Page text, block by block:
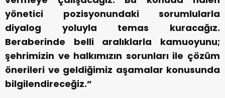
yönetici pozisyonundaki sorumlularla
diyalog yoluyla temas kuracağız.
Beraberinde belli aralıklarla kamuoyunu;
şehrimizin ve halkımızın sorunları ile çözüm
önerileri ve geldiğimiz aşamalar konusunda
bilgilendireceğiz.”